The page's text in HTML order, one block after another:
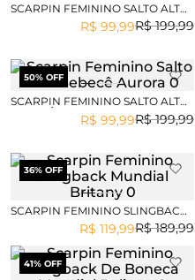
SCARPIN FEMININO SALTO ALTO
BEBECÊ AURORA
R$ 199,99
R$ 99,99
50% OFF
SCARPIN FEMININO SALTO ALTO
BEBECÊ AURORA
R$ 199,99
R$ 99,99
36% OFF
SCARPIN FEMININO SLINGBACK
MUNDIAL BRITANY
R$ 189,99
R$ 119,99
41% OFF